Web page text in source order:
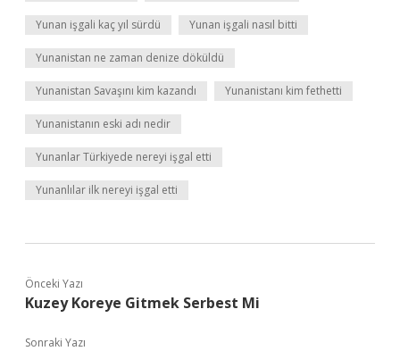
Yunan işgali kaç yıl sürdü Yunan işgali nasıl bitti
Yunanistan ne zaman denize döküldü
Yunanistan Savaşını kim kazandı Yunanistanı kim fethetti
Yunanistanın eski adı nedir
Yunanlar Türkiyede nereyi işgal etti
Yunanlılar ilk nereyi işgal etti
Önceki Yazı
Kuzey Koreye Gitmek Serbest Mi
Sonraki Yazı